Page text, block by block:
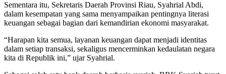
Sementara itu, Sekretaris Daerah Provinsi Riau, Syahrial Abdi,
dalam kesempatan yang sama menyampaikan pentingnya literasi
keuangan sebagai bagian dari kemandirian ekonomi masyarakat.
“Harapan kita semua, layanan keuangan dapat menjadi identitas
dalam setiap transaksi, sekaligus mencerminkan kedaulatan negara
kita di Republik ini,” ujar Syahrial.